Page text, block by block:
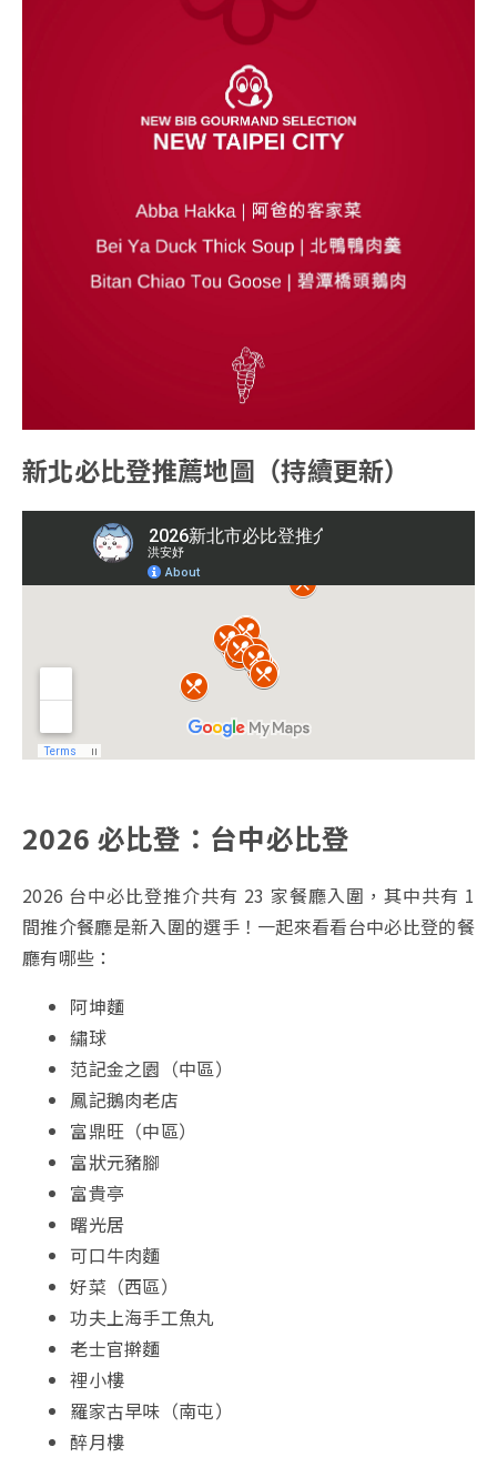
新北必比登推薦地圖（持續更新）
2026 必比登：台中必比登
2026 台中必比登推介共有 23 家餐廳入圍，其中共有 1
間推介餐廳是新入圍的選手！一起來看看台中必比登的餐
廳有哪些：
阿坤麵
繡球
范記金之園（中區）
鳳記鵝肉老店
富鼎旺（中區）
富狀元豬腳
富貴亭
曙光居
可口牛肉麵
好菜（西區）
功夫上海手工魚丸
老士官擀麵
裡小樓
羅家古早味（南屯）
醉月樓